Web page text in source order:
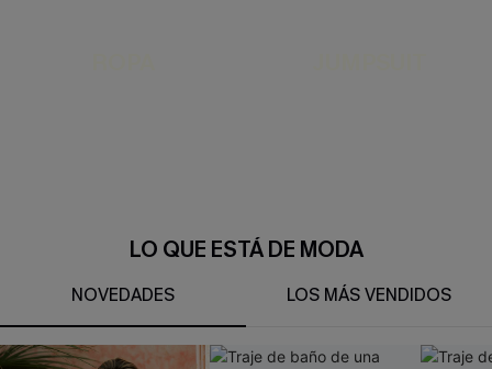
LO QUE ESTÁ DE MODA
NOVEDADES LOS MÁS VENDIDOS